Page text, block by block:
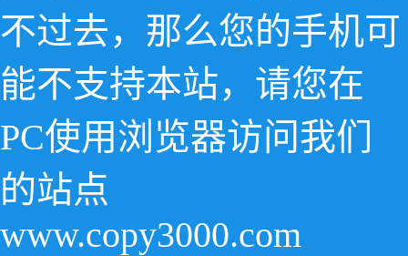
不过去，那么您的手机可
能不支持本站，请您在
PC使用浏览器访问我们
的站点
www.copy3000.com